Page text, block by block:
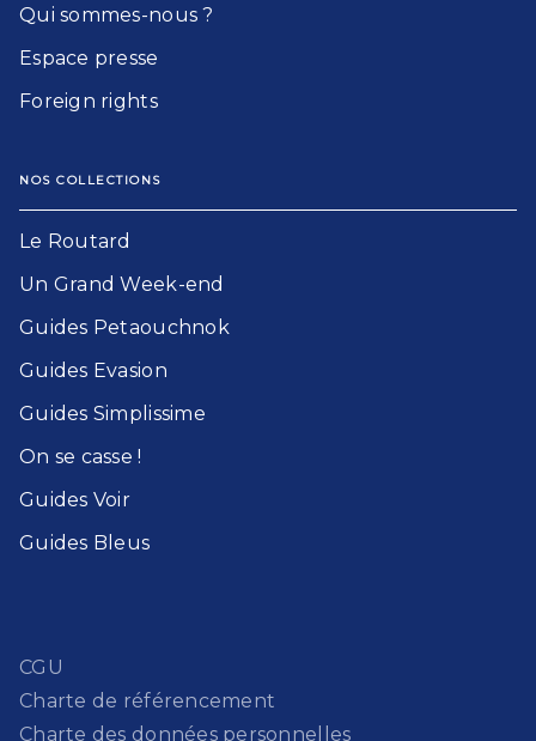
Qui sommes-nous ?
Espace presse
Foreign rights
NOS COLLECTIONS
Le Routard​
Un Grand Week-end​
Guides Petaouchnok​
Guides Evasion​
Guides Simplissime​
On se casse !​
Guides Voir​
Guides Bleu​s
CGU
Charte de référencement
Charte des données personnelles